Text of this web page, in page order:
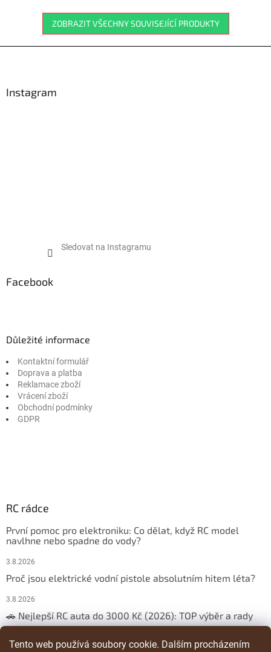
Tento web používá soubory cookie. Dalším procházením
ZOBRAZIT VŠECHNY SOUVISEJÍCÍ PRODUKTY
Instagram
Sledovat na Instagramu
Facebook
Důležité informace
Kontaktní formulář
Doprava a platba
Reklamace zboží
Vrácení zboží
Obchodní podmínky
GDPR
RC rádce
První pomoc pro elektroniku: Co dělat, když RC model
navlhne nebo spadne do vody?
3.8.2026
Proč jsou elektrické vodní pistole absolutním hitem léta?
3.8.2026
🚗 Nejlepší RC auta do 3000 Kč (2026): TOP výběr a rady